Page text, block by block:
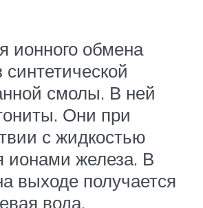
ионного обмена
смолы. В ней
Они при
с жидкостью
ионами железа. В
выходе получается
вода.